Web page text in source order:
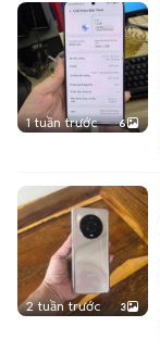
1 tuần trước 6
2 tuần trước 3